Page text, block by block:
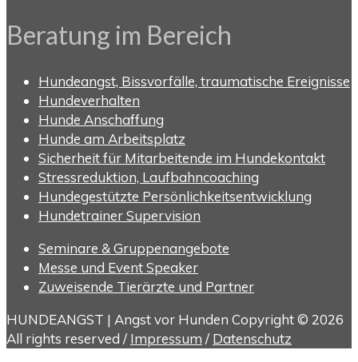
Beratung im Bereich
Hundeangst, Bissvorfälle, traumatische Ereignisse
Hundeverhalten
Hunde Anschaffung
Hunde am Arbeitsplatz
Sicherheit für Mitarbeitende im Hundekontakt
Stressreduktion, Laufbahncoaching
Hundegestützte Persönlichkeitsentwicklung
Hundetrainer Supervision
Seminare & Gruppenangebote
Messe und Event Speaker
Zuweisende Tierärzte und Partner
HUNDEANGST | Angst vor Hunden Copyright © 2026
All rights reserved / Impressum / Datenschutz